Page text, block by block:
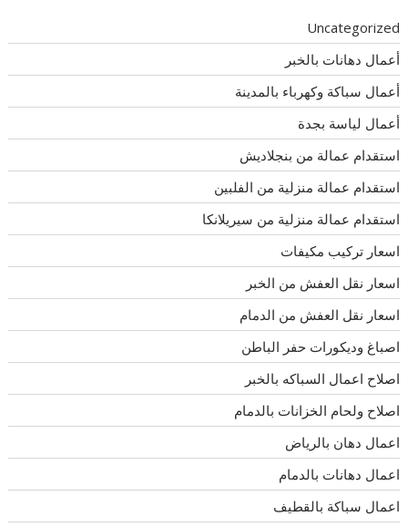
Uncategorized
أعمال دهانات بالخبر
أعمال سباكة وكهرباء بالمدينة
أعمال لياسة بجدة
استقدام عمالة من بنجلاديش
استقدام عمالة منزلية من الفلبين
استقدام عمالة منزلية من سيريلانكا
اسعار تركيب مكيفات
اسعار نقل العفش من الخبر
اسعار نقل العفش من الدمام
اصباغ وديكورات حفر الباطن
اصلاح اعمال السباكه بالخبر
اصلاح ولحام الخزانات بالدمام
اعمال دهان بالرياض
اعمال دهانات بالدمام
اعمال سباكة بالقطيف